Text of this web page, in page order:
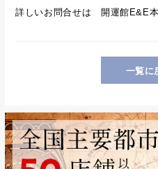
詳しいお問合せは 開運館E&E
一覧に